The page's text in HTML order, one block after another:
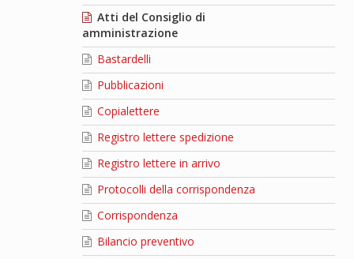
Atti del Consiglio di
amministrazione
Bastardelli
Pubblicazioni
Copialettere
Registro lettere spedizione
Registro lettere in arrivo
Protocolli della corrispondenza
Corrispondenza
Bilancio preventivo